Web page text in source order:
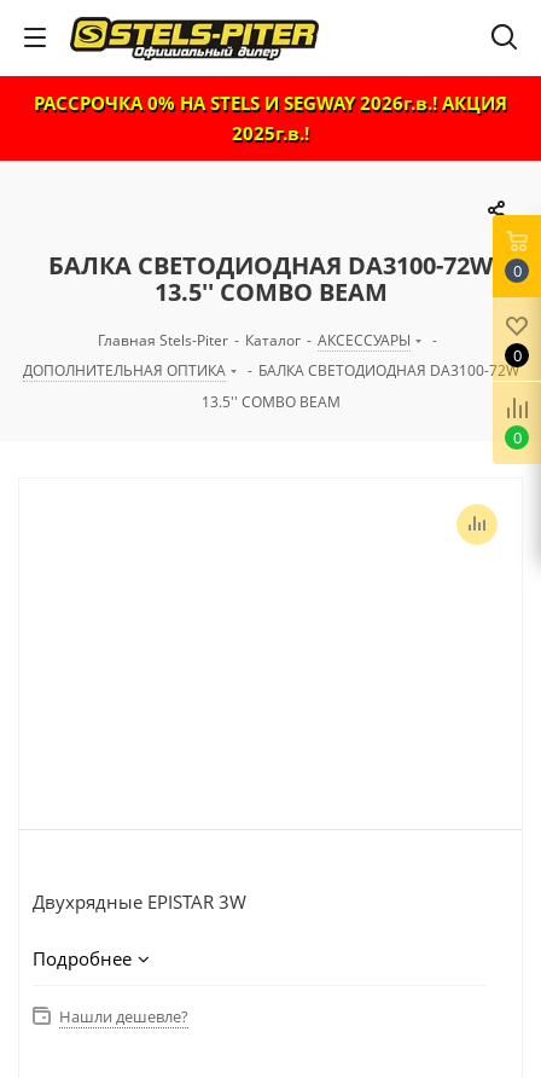
РАССРОЧКА 0% НА STELS И SEGWAY 2026г.в.! АКЦИЯ
2025г.в.!
БАЛКА СВЕТОДИОДНАЯ DA3100-72W
13.5'' COMBO BEAM
Главная Stels-Piter - Каталог - АКСЕССУАРЫ
-
ДОПОЛНИТЕЛЬНАЯ ОПТИКА
- БАЛКА СВЕТОДИОДНАЯ DA3100-72W
13.5'' COMBO BEAM
Двухрядные EPISTAR 3W
БАЛКА СВЕТОДИОДНАЯ DA3100-72W 13.5'' COMBO
Подробнее
Нашли дешевле?
0
0
0